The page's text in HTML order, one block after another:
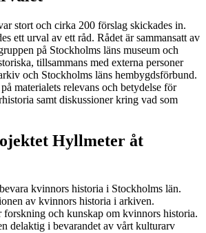
stort och cirka 200 förslag skickades in.
ett urval av ett råd. Rådet är sammansatt av
på Stockholms läns museum och
tillsammans med externa personer
och Stockholms läns hembygdsförbund.
materialets relevans och betydelse för
samt diskussioner kring vad som
Hyllmeter åt
kvinnors historia i Stockholms län.
av kvinnors historia i arkiven.
forskning och kunskap om kvinnors historia.
delaktig i bevarandet av vårt kulturarv